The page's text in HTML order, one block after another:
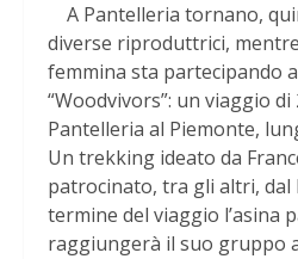
A Pantelleria tornano,
diverse riproduttrici,
femmina sta partecipando
“Woodvivors”: un viaggio
Pantelleria al Piemonte,
Un trekking ideato da
patrocinato, tra gli altri, dal
termine del viaggio l’asina
raggiungerà il suo gruppo